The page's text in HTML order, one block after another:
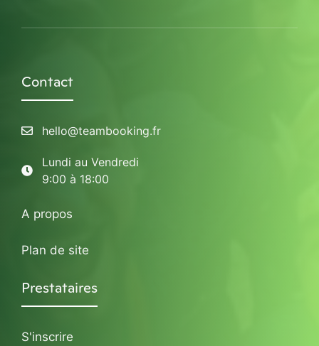
Contact
hello@teambooking.fr
Lundi au Vendredi
9:00 à 18:00
A propos
Plan de site
Prestataires
S'inscrire